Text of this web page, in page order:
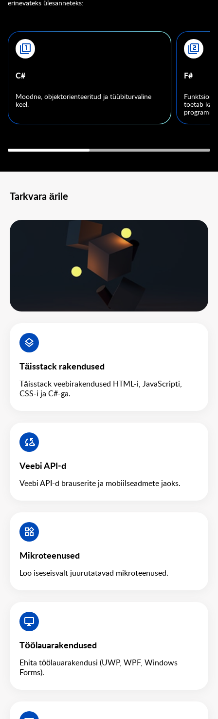
erinevateks ülesanneteks:
C#
Moodne, objektorienteeritud ja tüübiturvaline
keel.
F#
toetab ka
Tarkvara ärile
Täisstack rakendused
Täisstack veebirakendused HTML-i, JavaScripti,
CSS-i ja C#-ga.
Veebi API-d
Veebi API-d brauserite ja mobiilseadmete jaoks.
Mikroteenused
Loo iseseisvalt juurutatavad mikroteenused.
Töölauarakendused
Ehita töölauarakendusi (UWP, WPF, Windows
Forms).